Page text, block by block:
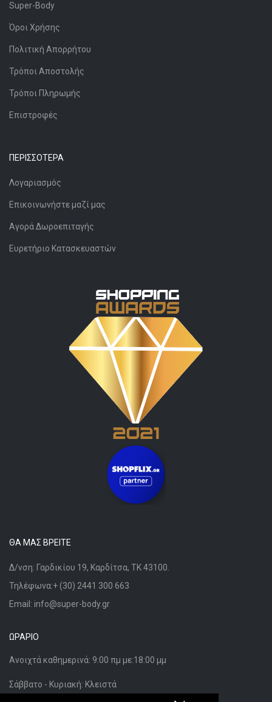
Super-Body
Όροι Χρήσης
Πολιτική Απορρήτου
Τρόποι Αποστολής
Τρόποι Πληρωμής
Επιστροφές
ΠΕΡΙΣΣΌΤΕΡΑ
Λογαριασμός
Επικοινωνήστε μαζί μας
Αγορά Δωροεπιταγής
Ευρετήριο Κατασκευαστών
ΘΑ ΜΑΣ ΒΡΕΊΤΕ
Δ/νση: Γαρδικίου 19, Καρδίτσα, ΤΚ 43100.
Τηλέφωνα:+ (30) 2441 300 663
Email: info@super-body.gr
ΩΡΆΡΙΟ
Ανοιχτά καθημερινά: 9:00 πμ με:18:00 μμ
Σάββατο - Κυριακή: Κλειστά